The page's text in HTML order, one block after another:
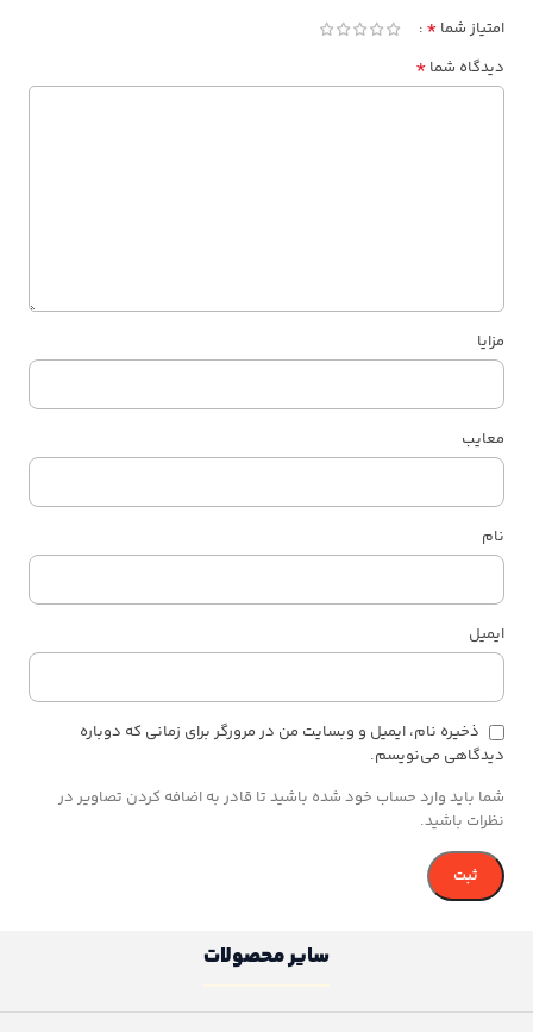
امتیاز شما *
دیدگاه شما *
مزایا
معایب
نام
ایمیل
ذخیره نام، ایمیل و وبسایت من در مرورگر برای زمانی که دوباره
دیدگاهی می‌نویسم.
شما باید وارد حساب خود شده باشید تا قادر به اضافه کردن تصاویر در
نظرات باشید.
سایر محصولات